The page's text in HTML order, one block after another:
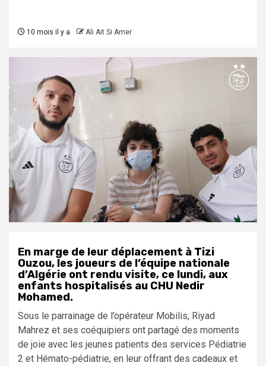
10 mois il y a Ali Ait Si Amer
En marge de leur déplacement à Tizi
Ouzou, les joueurs de l’équipe nationale
d’Algérie ont rendu visite, ce lundi, aux
enfants hospitalisés au CHU Nedir
Mohamed.
Sous le parrainage de l’opérateur Mobilis, Riyad
Mahrez et ses coéquipiers ont partagé des moments
de joie avec les jeunes patients des services Pédiatrie
2 et Hémato-pédiatrie, en leur offrant des cadeaux et